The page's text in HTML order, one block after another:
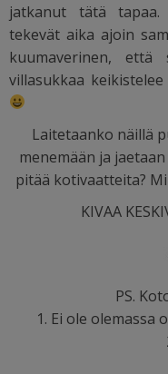
jatkanut tätä
tekevät aika ajoin
kuumaverinen,
villasukkaa
Laitetaanko näillä
menemään ja
pitää kotivaatteita?
KIVAA
PS.
1. Ei ole olemassa